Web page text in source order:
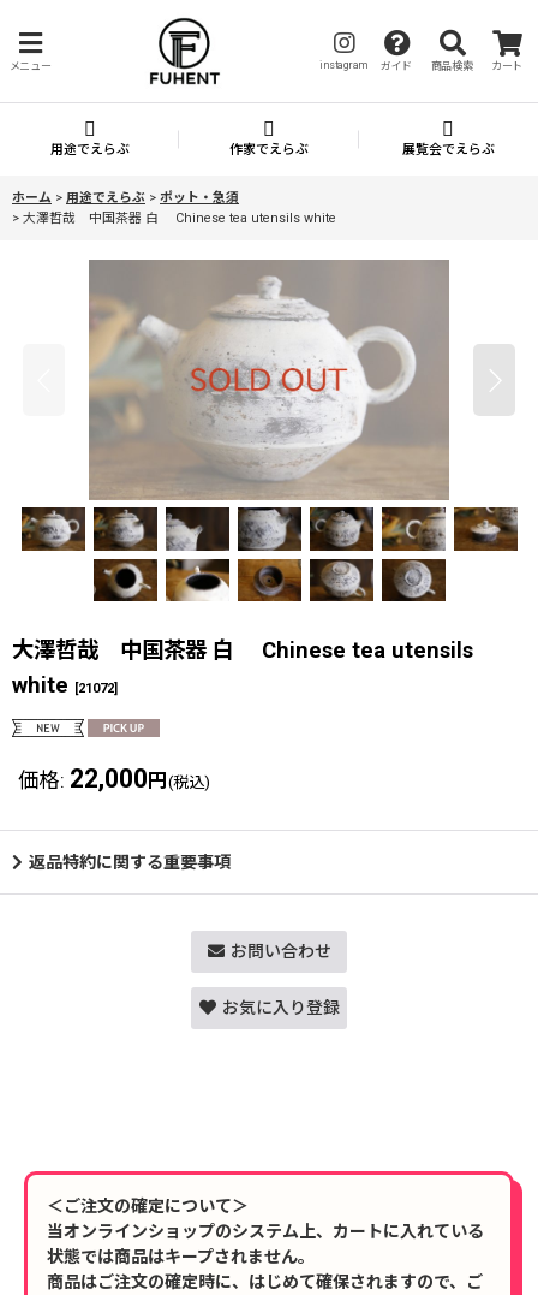
メニュー instagram ガイド 商品検索 カート
用途でえらぶ 作家でえらぶ 展覧会でえらぶ
ホーム > 用途でえらぶ > ポット・急須
> 大澤哲哉 中国茶器 白 Chinese tea utensils white
大澤哲哉 中国茶器 白 Chinese tea utensils
white
[21072]
価格: 22,000 円 (税込)
返品特約に関する重要事項
お問い合わせ
お気に入り登録
＜ご注文の確定について＞
当オンラインショップのシステム上、カートに入れている
状態では商品はキープされません。
商品はご注文の確定時に、はじめて確保されますので、ご